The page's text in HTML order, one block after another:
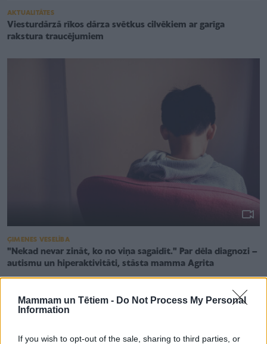
Mammam un Tētiem - Do Not Process My Personal
Information
If you wish to opt-out of the sale, sharing to third parties, or
AKTUALITĀTES
Viesturdārzā rīkos dārza svētkus cilvēkiem ar garīga
rakstura traucējumiem
ĢIMENES VESELĪBA
"Nekad nevar zināt, ko no viņa sagaidīt." Par dēla diagnozi –
autismu un hiperaktivitāti, stāsta mamma Agrita